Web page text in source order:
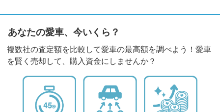
あなたの愛車、今いくら？
複数社の査定額を比較して愛車の最高額を調べよう！愛車
を賢く売却して、購入資金にしませんか？